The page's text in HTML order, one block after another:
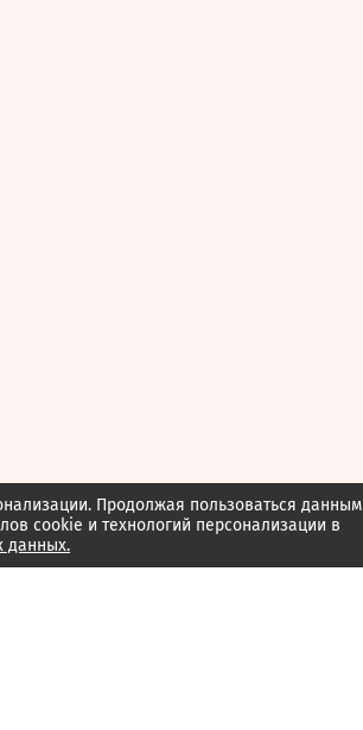
Продолжая пользоваться данным
cookie и технологий персонализации в
данных.